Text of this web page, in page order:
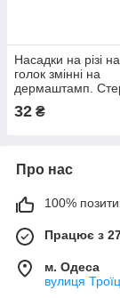
Насадки на різі
голок змінні на
дермаштамп.
дермаштампа
32 ₴
Про нас
100%
Працює з
м. Одеса
вулиця